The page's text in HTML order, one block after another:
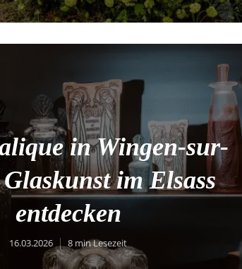
in Wingen-sur-
im Elsass
entdecken
16.03.2026 8 min Lesezeit